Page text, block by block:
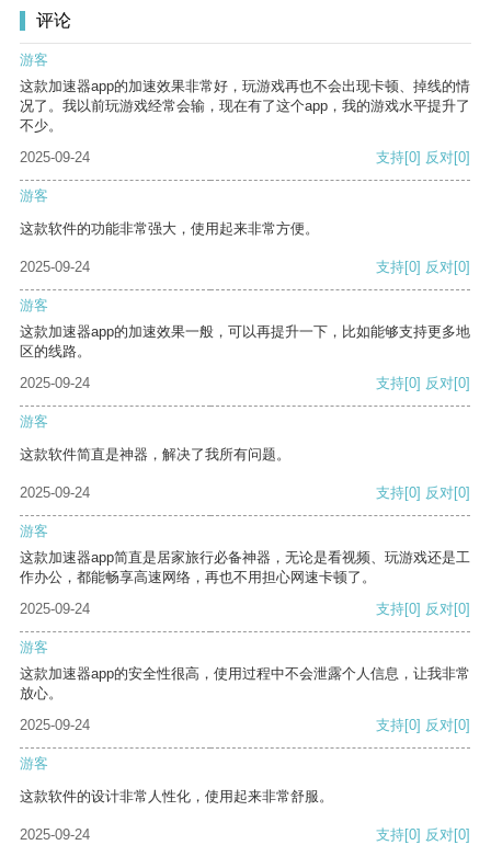
评论
游客
这款加速器app的加速效果非常好，玩游戏再也不会出现卡顿、掉线的情
况了。我以前玩游戏经常会输，现在有了这个app，我的游戏水平提升了
不少。
2025-09-24
支持[0] 反对[0]
游客
这款软件的功能非常强大，使用起来非常方便。
2025-09-24 支持[0] 反对[0]
游客
这款加速器app的加速效果一般，可以再提升一下，比如能够支持更多地
区的线路。
2025-09-24
支持[0] 反对[0]
游客
这款软件简直是神器，解决了我所有问题。
2025-09-24 支持[0] 反对[0]
游客
这款加速器app简直是居家旅行必备神器，无论是看视频、玩游戏还是工
作办公，都能畅享高速网络，再也不用担心网速卡顿了。
2025-09-24
支持[0] 反对[0]
游客
这款加速器app的安全性很高，使用过程中不会泄露个人信息，让我非常
放心。
2025-09-24
支持[0] 反对[0]
游客
这款软件的设计非常人性化，使用起来非常舒服。
2025-09-24 支持[0] 反对[0]